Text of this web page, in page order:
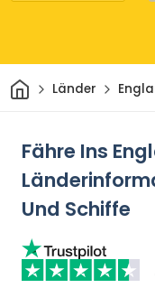
HeimLänder
Fähre Ins
Und Schiffe